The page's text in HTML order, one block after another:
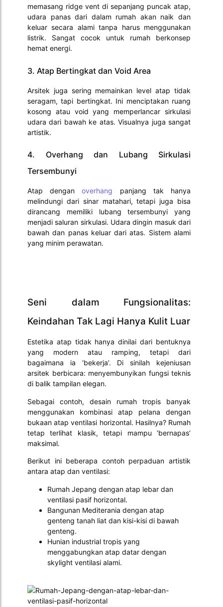
memasang ridge vent di sepanjang puncak atap,
udara panas dari dalam rumah akan naik dan
keluar secara alami tanpa harus menggunakan
listrik. Sangat cocok untuk rumah berkonsep
hemat energi.
3. Atap Bertingkat dan Void Area
Arsitek juga sering memainkan level atap tidak
seragam, tapi bertingkat. Ini menciptakan ruang
kosong atau void yang memperlancar sirkulasi
udara dari bawah ke atas. Visualnya juga sangat
artistik.
4. Overhang dan Lubang Sirkulasi
Tersembunyi
Atap denganoverhang panjang tak hanya
melindungi dari sinar matahari, tetapi juga bisa
dirancang memiliki lubang tersembunyi yang
menjadi saluran sirkulasi. Udara dingin masuk dari
bawah dan panas keluar dari atas. Sistem alami
yang minim perawatan.
Seni dalam Fungsionalitas:
Keindahan Tak Lagi Hanya Kulit Luar
Estetika atap tidak hanya dinilai dari bentuknya
yang modern atau ramping, tetapi dari
bagaimana ia ‘bekerja’. Di sinilah kejeniusan
arsitek berbicara: menyembunyikan fungsi teknis
di balik tampilan elegan.
Sebagai contoh, desain rumah tropis banyak
menggunakan kombinasi atap pelana dengan
bukaan atap ventilasi horizontal. Hasilnya? Rumah
tetap terlihat klasik, tetapi mampu ‘bernapas’
maksimal.
Berikut ini beberapa contoh perpaduan artistik
antara atap dan ventilasi:
Rumah Jepang dengan atap lebar dan
ventilasi pasif horizontal.
Bangunan Mediterania dengan atap
genteng tanah liat dan kisi-kisi di bawah
genteng.
Hunian industrial tropis yang
menggabungkan atap datar dengan
skylight ventilasi alami.